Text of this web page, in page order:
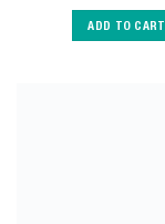
ADD TO CART